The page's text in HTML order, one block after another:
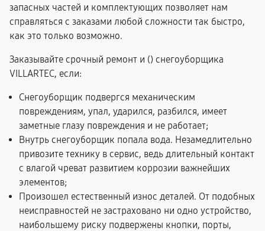
запасных частей и комплектующих позволяет нам
справляться с заказами любой сложности так быстро,
как это только возможно.
Заказывайте срочный ремонт и () снегоуборщика
VILLARTEC, если:
Снегоуборщик подвергся механическим
повреждениям, упал, ударился, разбился, имеет
заметные глазу повреждения и не работает;
Внутрь снегоуборщик попала вода. Незамедлительно
привозите технику в сервис, ведь длительный контакт
с влагой чреват развитием коррозии важнейших
элементов;
Произошел естественный износ деталей. От подобных
неисправностей не застраховано ни одно устройство,
наибольшему риску подвержены кнопки, порты,